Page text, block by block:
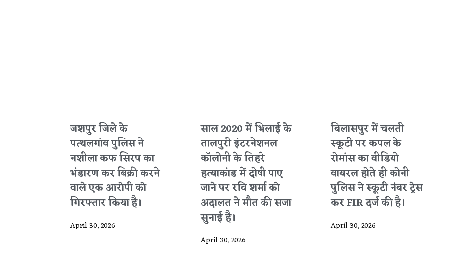
जशपुर जिले के
पत्थलगांव पुलिस ने
नशीला कफ सिरप का
भंडारण कर बिक्री करने
वाले एक आरोपी को
गिरफ्तार किया है।
April 30, 2026
साल 2020 में भिलाई के
तालपुरी इंटरनेशनल
कॉलोनी के तिहरे
हत्याकांड में दोषी पाए
जाने पर रवि शर्मा को
अदालत ने मौत की सजा
सुनाई है।
April 30, 2026
बिलासपुर में चलती
स्कूटी पर कपल के
रोमांस का वीडियो
वायरल होते ही कोनी
पुलिस ने स्कूटी नंबर ट्रेस
कर FIR दर्ज की है।
April 30, 2026